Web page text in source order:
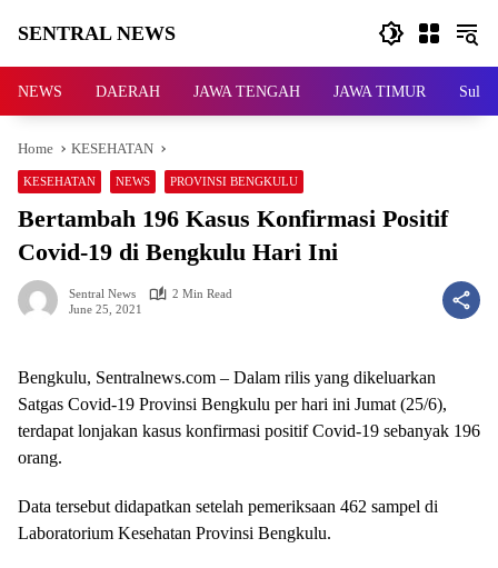
SENTRAL NEWS
NEWS
NEWS DAERAH JAWA TENGAH JAWA TIMUR
Home KESEHATAN
KESEHATAN NEWS PROVINSI BENGKULU
Bertambah 196 Kasus Konfirmasi Positif
Covid-19 di Bengkulu Hari Ini
Sentral News
2 Min Read
June 25, 2021
Bengkulu, Sentralnews.com – Dalam rilis yang dikeluarkan
Satgas Covid-19 Provinsi Bengkulu per hari ini Jumat (25/6),
terdapat lonjakan kasus konfirmasi positif Covid-19 sebanyak 196
orang.
Data tersebut didapatkan setelah pemeriksaan 462 sampel di
Laboratorium Kesehatan Provinsi Bengkulu.